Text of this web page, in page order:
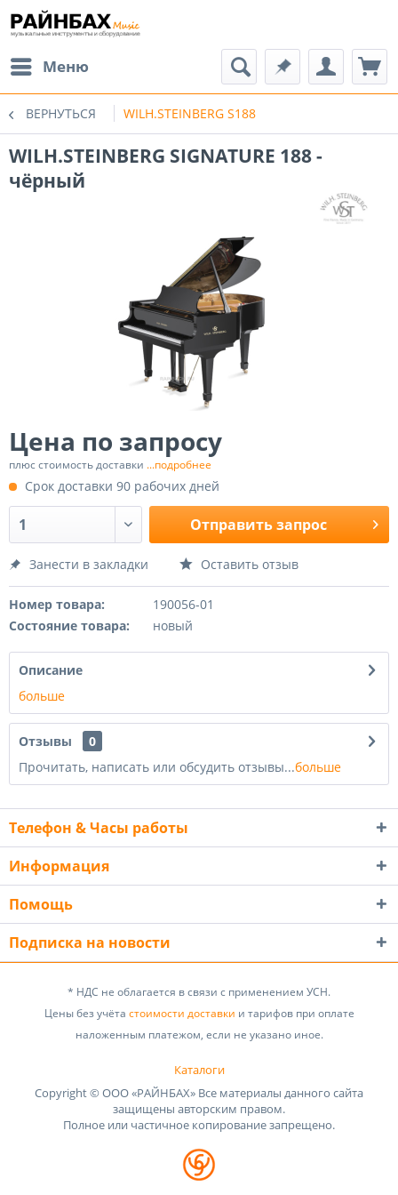
Меню
ВЕРНУТЬСЯ WILH.STEINBERG S188
WILH.STEINBERG SIGNATURE 188 -
чёрный
Цена по запросу
плюс стоимость доставки ...подробнее
Срок доставки 90 рабочих дней
Отправить запрос
Занести в закладки Оставить отзыв
Номер товара:
190056-01
Состояние товара:
новый
Описание
больше
Отзывы
0
Прочитать, написать или обсудить отзывы...больше
Телефон & Часы работы
Информация
Помощь
Подписка на новости
* НДС не облагается в связи с применением УСН.
Цены без учёта стоимости доставки и тарифов при оплате
наложенным платежом, если не указано иное.
Каталоги
Copyright © ООО «РАЙНБАХ» Все материалы данного сайта
защищены авторским правом.
Полное или частичное копирование запрещено.